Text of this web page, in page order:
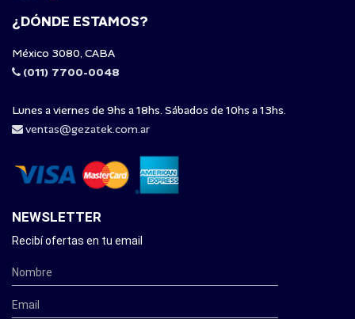
¿DÓNDE ESTAMOS?
México 3080, CABA
(011) 7700-0048
Lunes a viernes de 9hs a 18hs. Sábados de 10hs a 13hs.
ventas@gezatek.com.ar
NEWSLETTER
Recibí ofertas en tu email